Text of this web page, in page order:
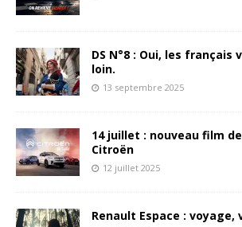
DS N°8 : Oui, les
loin.
13 septembre 2025
14 juillet : nouveau film
Citroën
12 juillet 2025
Renault Espace : voyage,